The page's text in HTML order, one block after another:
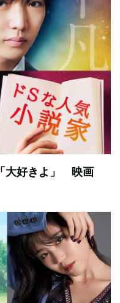
大好きよ」 映画